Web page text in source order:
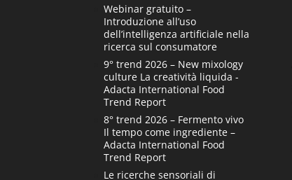
Webinar gratuito –
Introduzione all’uso
dell’intelligenza artificiale nella
ricerca sul consumatore
9° trend 2026 – New mixology
culture La creatività liquida -
Adacta International Food
Trend Report
8° trend 2026 – Fermento vivo
Il tempo come ingrediente –
Adacta International Food
Trend Report
Le ricerche sensoriali di